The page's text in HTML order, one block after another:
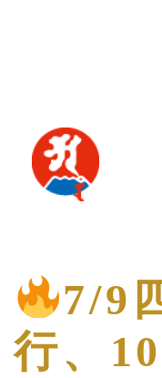
7/9
行、